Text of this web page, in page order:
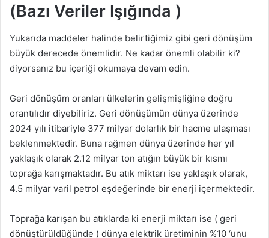
(Bazı Veriler Işığında )
Yukarıda maddeler halinde belirtiğimiz gibi geri dönüşüm
büyük derecede önemlidir. Ne kadar önemli olabilir ki?
diyorsanız bu içeriği okumaya devam edin.
Geri dönüşüm oranları ülkelerin gelişmişliğine doğru
orantılıdır diyebiliriz. Geri dönüşümün dünya üzerinde
2024 yılı itibariyle 377 milyar dolarlık bir hacme ulaşması
beklenmektedir. Buna rağmen dünya üzerinde her yıl
yaklaşık olarak 2.12 milyar ton atığın büyük bir kısmı
toprağa karışmaktadır. Bu atık miktarı ise yaklaşık olarak,
4.5 milyar varil petrol eşdeğerinde bir enerji içermektedir.
Toprağa karışan bu atıklarda ki enerji miktarı ise ( geri
dönüştürüldüğünde ) dünya elektrik üretiminin %10 ‘unu